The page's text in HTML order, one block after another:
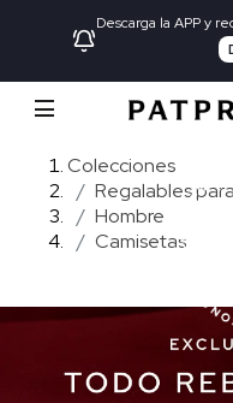
Descarga la APP y
Colecciones
Regalables
Hombre
Camisetas